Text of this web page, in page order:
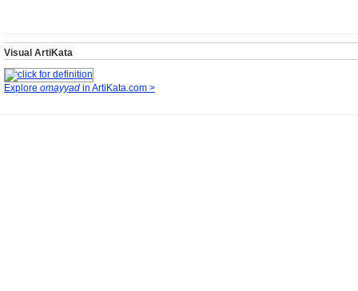
Visual ArtiKata
Explore omayyad in ArtiKata.com >